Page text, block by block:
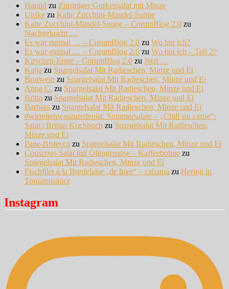
Harald zu Zitroniger Gurkensalat mit Minze
Ulrike zu Kalte Zucchini-Mandel-Suppe
Kalte Zucchini-Mandel-Suppe – CorumBlog 2.0 zu
Nachgekocht …
Es war einmal … – CorumBlog 2.0 zu Wo bin ich?
Es war einmal … – CorumBlog 2.0 zu Wo bin ich – Teil 2?
Kirschen-Ernte – CorumBlog 2.0 zu Jetzt …
Katja zu Spargelsalat Mit Radieschen, Minze und Ei
Brotwein zu Spargelsalat Mit Radieschen, Minze und Ei
Anna C. zu Spargelsalat Mit Radieschen, Minze und Ei
Britta zu Spargelsalat Mit Radieschen, Minze und Ei
Barbara zu Spargelsalat Mit Radieschen, Minze und Ei
#wirrettenwaszurettenist: Sommersalate – „Chili sin carne“-
Salat | Brittas Kochbuch zu Spargelsalat Mit Radieschen,
Minze und Ei
Pane-Bistecca zu Spargelsalat Mit Radieschen, Minze und Ei
Couscous-Salat mit Ofengemüse – Kaffeebohne zu
Spargelsalat Mit Radieschen, Minze und Ei
Fischfilet à la Bordelaise „de luxe“ – cahama zu Hering in
Tomatensauce
Instagram